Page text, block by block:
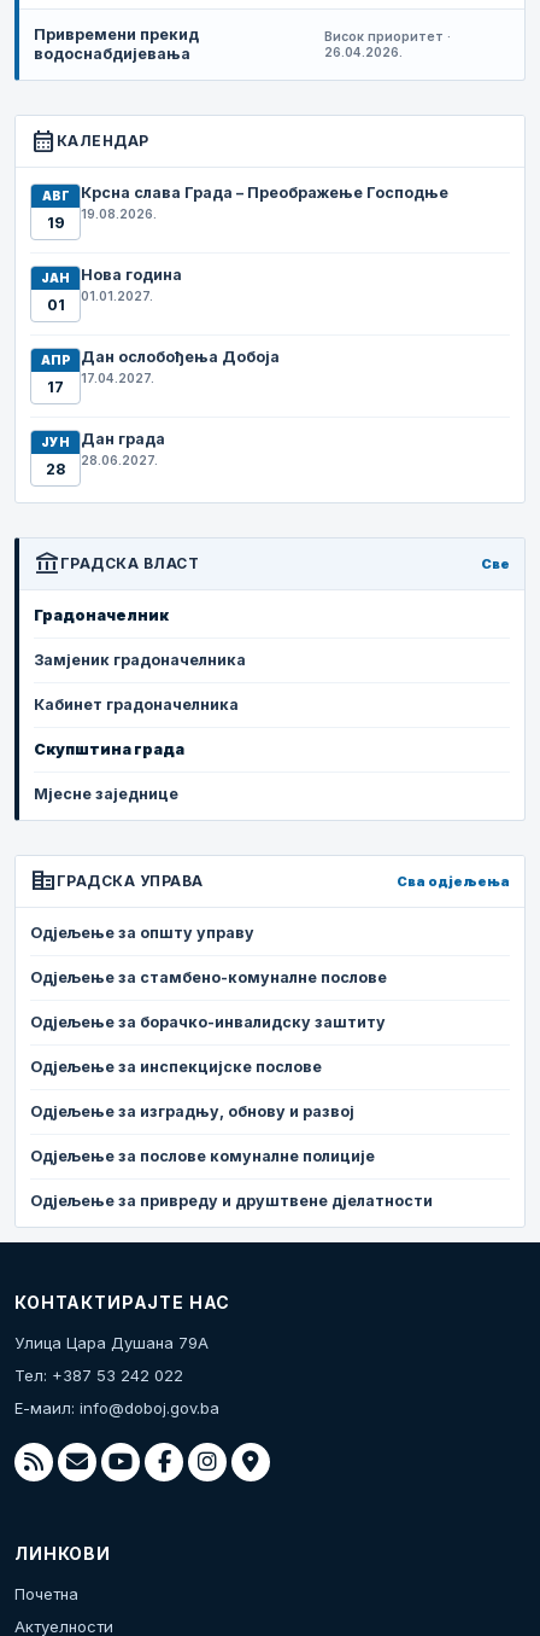
Привремени прекид
водоснабдијевања
Висок приоритет ·
26.04.2026.
calendar_month КАЛЕНДАР
АВГ
19
Крсна слава Града – Преображење Господње
19.08.2026.
ЈАН
01
Нова година
01.01.2027.
АПР
17
Дан ослобођења Добоја
17.04.2027.
ЈУН
28
Дан града
28.06.2027.
account_balance ГРАДСКА ВЛАСТ Све
Градоначелник
Замјеник градоначелника
Кабинет градоначелника
Скупштина града
Мјесне заједнице
corporate_fare ГРАДСКА УПРАВА Сва одјељења
Одјељење за општу управу
Одјељење за стамбено-комуналне послове
Одјељење за борачко-инвалидску заштиту
Одјељење за инспекцијске послове
Одјељење за изградњу, обнову и развој
Одјељење за послове комуналне полиције
Одјељење за привреду и друштвене дјелатности
КОНТАКТИРАЈТЕ НАС
Улица Цара Душана 79А
Тел: +387 53 242 022
Е-маил: info@doboj.gov.ba
ЛИНКОВИ
Почетна
Актуелности